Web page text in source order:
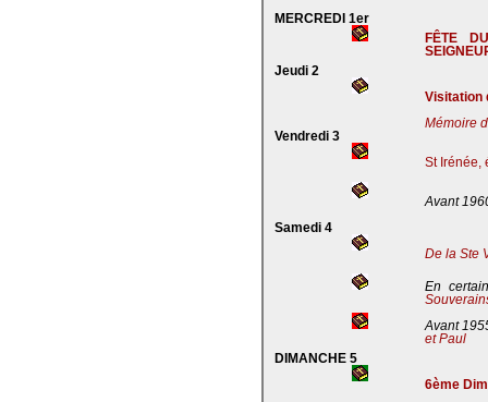
MERCREDI 1er
FÊTE
Jeudi 2
Visitation
Mémoire
Vendredi 3
St Irénée,
Avant
Samedi 4
De la Ste
En
Avant
et Paul
DIMANCHE 5
6ème